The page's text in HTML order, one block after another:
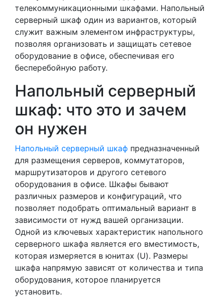
телекоммуникационными шкафами. Напольный
серверный шкаф один из вариантов, который
служит важным элементом инфраструктуры,
позволяя организовать и защищать сетевое
оборудование в офисе, обеспечивая его
бесперебойную работу.
Напольный серверный
шкаф: что это и зачем
он нужен
Напольный серверный шкаф предназначенный
для размещения серверов, коммутаторов,
маршрутизаторов и другого сетевого
оборудования в офисе. Шкафы бывают
различных размеров и конфигураций, что
позволяет подобрать оптимальный вариант в
зависимости от нужд вашей организации.
Одной из ключевых характеристик напольного
серверного шкафа является его вместимость,
которая измеряется в юнитах (U). Размеры
шкафа напрямую зависят от количества и типа
оборудования, которое планируется
установить.